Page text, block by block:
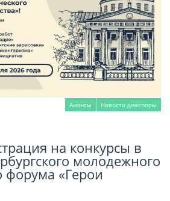
Анонсы Новости диаспоры
далеена конкурсы в
молодежного
форума «Герои